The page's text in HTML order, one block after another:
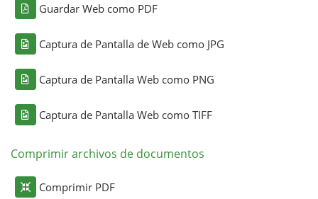
Guardar Web como PDF
Captura de Pantalla de Web como JPG
Captura de Pantalla Web como PNG
Captura de Pantalla Web como TIFF
Comprimir archivos de documentos
Comprimir PDF